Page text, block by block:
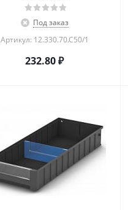
Под заказ
Артикул: 12.330.70.С50/1
232.80₽